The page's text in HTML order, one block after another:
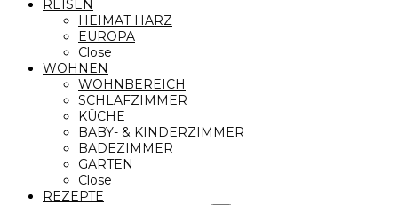
REISEN
HEIMAT HARZ
EUROPA
Close
WOHNEN
WOHNBEREICH
SCHLAFZIMMER
KÜCHE
BABY- & KINDERZIMMER
BADEZIMMER
GARTEN
Close
REZEPTE